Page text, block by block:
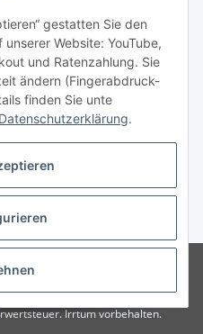
Versand
Webshop richtet sich an gewerbliche
an Verbraucher i.S.d. § 13 BGB alle
Irrtum vorbehalten.
gestatten Sie den
Website: YouTube,
und Ratenzahlung. Sie
ändern (Fingerabdruck-
finden Sie unte
Datenschutzerklärung.